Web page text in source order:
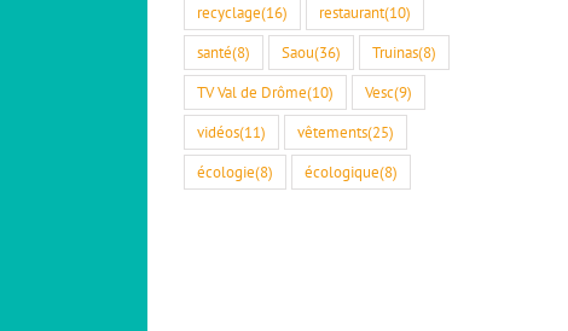
recyclage(16) restaurant(10)
santé(8) Saou(36) Truinas(8)
TV Val de Drôme(10) Vesc(9)
vidéos(11) vêtements(25)
écologie(8) écologique(8)